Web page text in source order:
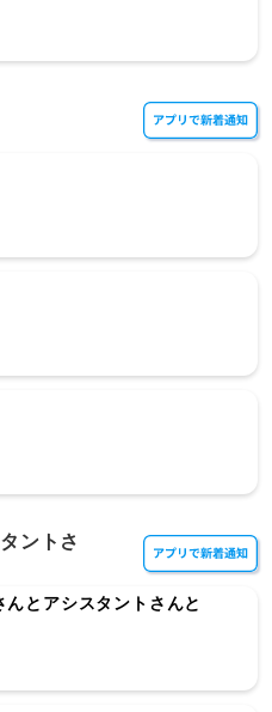
ントさ
んとアシスタントさんと